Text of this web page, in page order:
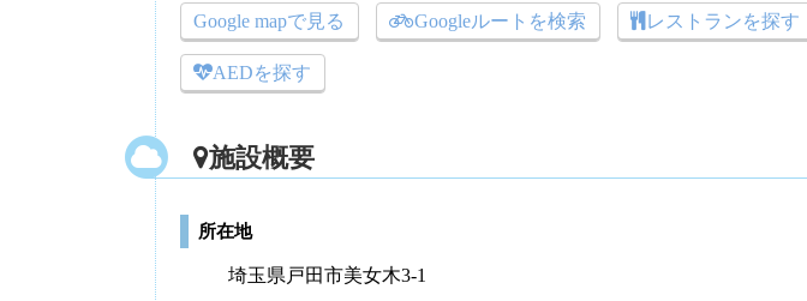
Google mapで見る Googleルートを検索 レストランを探す
AEDを探す
施設概要
所在地
埼玉県戸田市美女木3-1